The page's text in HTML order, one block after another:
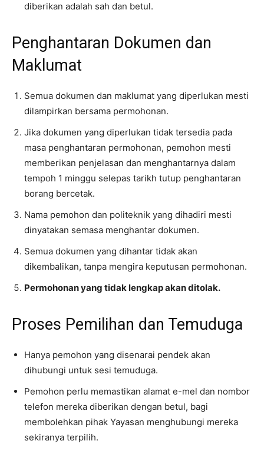
diberikan adalah sah dan betul.
Penghantaran Dokumen dan
Maklumat
Semua dokumen dan maklumat yang diperlukan mesti
dilampirkan bersama permohonan.
Jika dokumen yang diperlukan tidak tersedia pada
masa penghantaran permohonan, pemohon mesti
memberikan penjelasan dan menghantarnya dalam
tempoh 1 minggu selepas tarikh tutup penghantaran
borang bercetak.
Nama pemohon dan politeknik yang dihadiri mesti
dinyatakan semasa menghantar dokumen.
Semua dokumen yang dihantar tidak akan
dikembalikan, tanpa mengira keputusan permohonan.
Permohonan yang tidak lengkap akan ditolak.
Proses Pemilihan dan Temuduga
Hanya pemohon yang disenarai pendek akan
dihubungi untuk sesi temuduga.
Pemohon perlu memastikan alamat e-mel dan nombor
telefon mereka diberikan dengan betul, bagi
membolehkan pihak Yayasan menghubungi mereka
sekiranya terpilih.